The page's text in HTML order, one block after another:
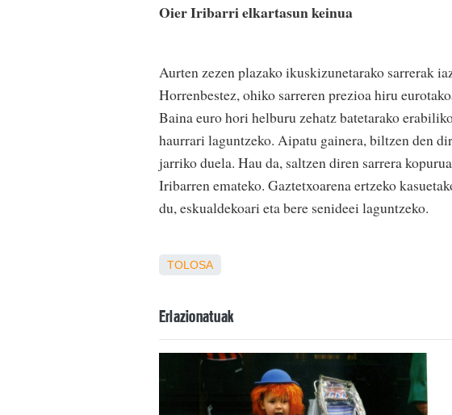
Oier Iribarri elkartasun keinua
Aurten zezen plazako ikuskizunetarako sarrerak
Horrenbestez, ohiko sarreren prezioa hiru
Baina euro hori helburu zehatz batetarako
haurrari laguntzeko. Aipatu gainera, biltzen den
jarriko duela. Hau da, saltzen diren sarrera
Iribarren emateko. Gaztetxoarena ertzeko
du, eskualdekoari eta bere senideei laguntzeko.
TOLOSA
Erlazionatuak